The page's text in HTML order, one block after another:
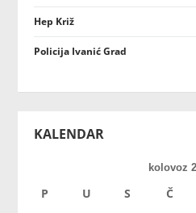
Hep Križ
Policija Ivanić Grad
KALENDAR
kolovoz
P U S Č